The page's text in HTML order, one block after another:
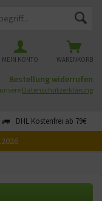
DHL Kostenfrei ab 79€
WARENKORB
MEIN KONTO
Bestellung widerrufen
Datenschutzerklärung